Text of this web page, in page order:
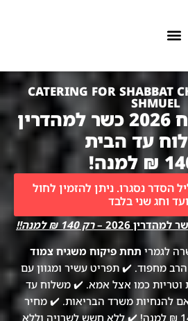
CATERING FOR SHABBAT
SHMUEL
עד הבית
הסדר נסגרו. ניתן להזמין לחול
וחג שני בלבד
2026 –
רק 140 ₪ למנה!!
לגמרי תחת פיקוח משגיח צמוד
מחפוד. ✔️ תפריט עשיר ומגוון עם
וטריות כמו אצל אמא. ✔️ משלוח עד
להנחיות משרד הבריאות. ✔️ מחיר
משתלם במיוחד: רק 140 ₪ למנה! ✔️ ללא חשש לשרויה וללא